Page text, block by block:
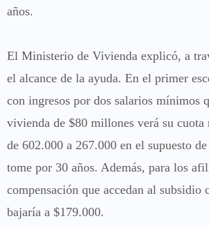
años.
El Ministerio de Vivienda explicó, a
el alcance de la ayuda. En el primer
con ingresos por dos salarios mínimos
vivienda de $80 millones verá su cuota
de 602.000 a 267.000 en el supuesto
tome por 30 años. Además, para los
compensación que accedan al subsidio
bajaría a $179.000.